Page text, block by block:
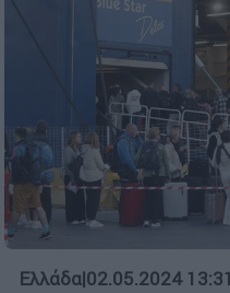
Ελλάδα|02.05.2024 13:31